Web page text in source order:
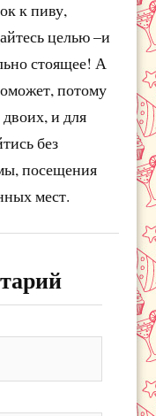
к пиву,
целью –и
стоящее! А
потому
и для
без
посещения
мест.